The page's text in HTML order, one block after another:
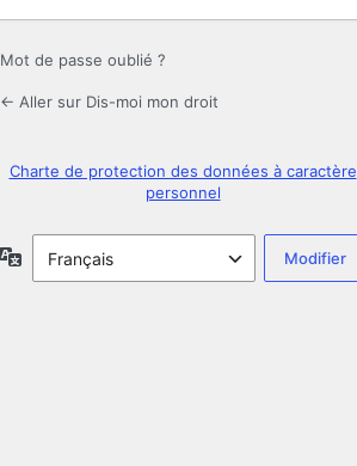
Mot de passe oublié ?
← Aller sur Dis-moi mon droit
Charte de protection des données à caractère
personnel
Langue